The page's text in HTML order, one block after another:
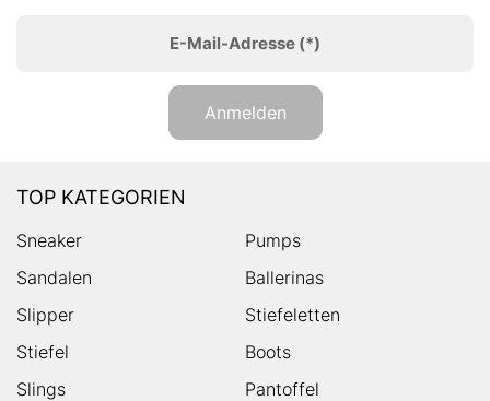
E-Mail-Adresse (*)
Anmelden
TOP KATEGORIEN
Sneaker
Pumps
Sandalen
Ballerinas
Slipper
Stiefeletten
Stiefel
Boots
Slings
Pantoffel